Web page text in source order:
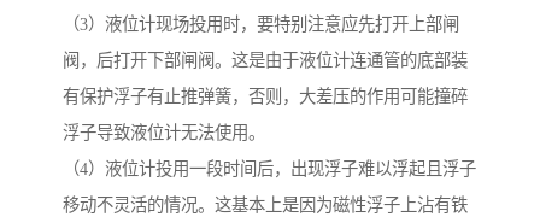
（3）液位计现场投用时，要特别注意应先打开上部闸
阀，后打开下部闸阀。这是由于液位计连通管的底部装
有保护浮子有止推弹簧，否则，大差压的作用可能撞碎
浮子导致液位计无法使用。
（4）液位计投用一段时间后，出现浮子难以浮起且浮子
移动不灵活的情况。这基本上是因为磁性浮子上沾有铁